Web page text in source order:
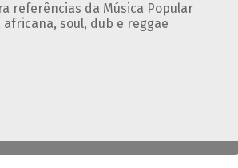
referências da Música Popular
africana, soul, dub e reggae